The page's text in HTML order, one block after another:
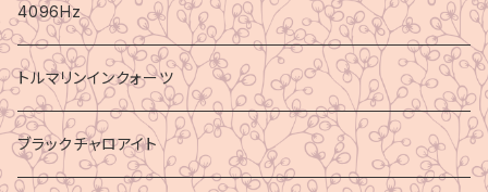
4096Hz
トルマリンインクォーツ
ブラックチャロアイト